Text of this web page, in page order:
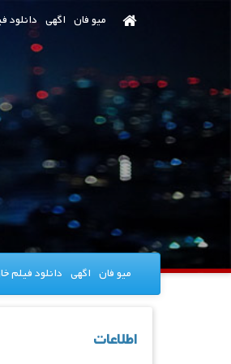
میو فان اگهی دانلود
میو فان اگهی دانلود فیلم
اطلاعات